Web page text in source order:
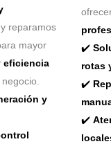
reparamos
mayor
eficiencia
y
✔️
rotas
✔️
✔️